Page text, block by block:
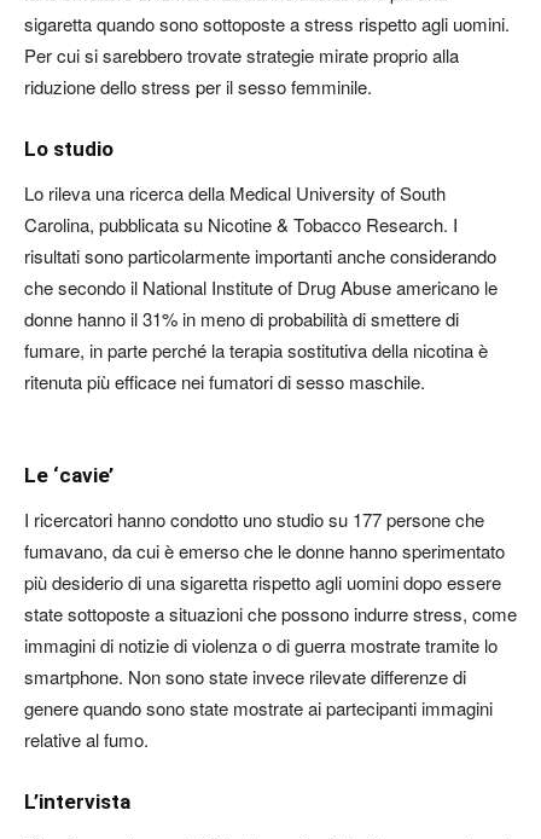
sigaretta quando sono sottoposte a stress rispetto agli uomini.
Per cui si sarebbero trovate strategie mirate proprio alla
riduzione dello stress per il sesso femminile.
Lo studio
Lo rileva una ricerca della Medical University of South
Carolina, pubblicata su Nicotine & Tobacco Research. I
risultati sono particolarmente importanti anche considerando
che secondo il National Institute of Drug Abuse americano le
donne hanno il 31% in meno di probabilità di smettere di
fumare, in parte perché la terapia sostitutiva della nicotina è
ritenuta più efficace nei fumatori di sesso maschile.
Le ‘cavie’
I ricercatori hanno condotto uno studio su 177 persone che
fumavano, da cui è emerso che le donne hanno sperimentato
più desiderio di una sigaretta rispetto agli uomini dopo essere
state sottoposte a situazioni che possono indurre stress, come
immagini di notizie di violenza o di guerra mostrate tramite lo
smartphone. Non sono state invece rilevate differenze di
genere quando sono state mostrate ai partecipanti immagini
relative al fumo.
L’intervista